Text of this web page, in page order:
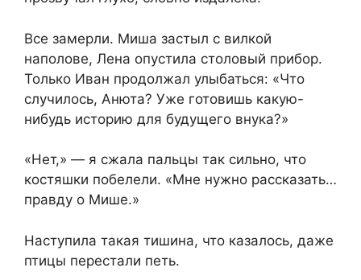
Все замерли. Миша застыл с вилкой
наполове, Лена опустила столовый прибор.
Только Иван продолжал улыбаться: «Что
случилось, Анюта? Уже готовишь какую-
нибудь историю для будущего внука?»
«Нет,» — я сжала пальцы так сильно, что
костяшки побелели. «Мне нужно рассказать…
правду о Мише.»
Наступила такая тишина, что казалось, даже
птицы перестали петь.